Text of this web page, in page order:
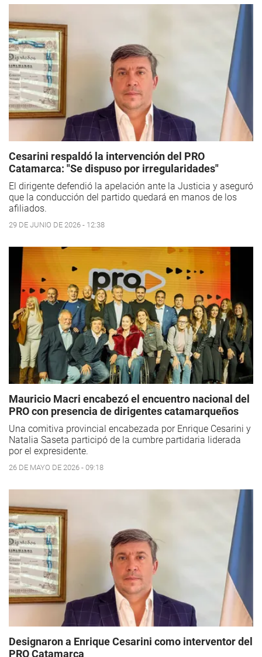
Cesarini respaldó la intervención del PRO
Catamarca: "Se dispuso por irregularidades"
El dirigente defendió la apelación ante la Justicia y aseguró
que la conducción del partido quedará en manos de los
afiliados.
29 DE JUNIO DE 2026 - 12:38
Mauricio Macri encabezó el encuentro nacional del
PRO con presencia de dirigentes catamarqueños
Una comitiva provincial encabezada por Enrique Cesarini y
Natalia Saseta participó de la cumbre partidaria liderada
por el expresidente.
26 DE MAYO DE 2026 - 09:18
Designaron a Enrique Cesarini como interventor del
PRO Catamarca